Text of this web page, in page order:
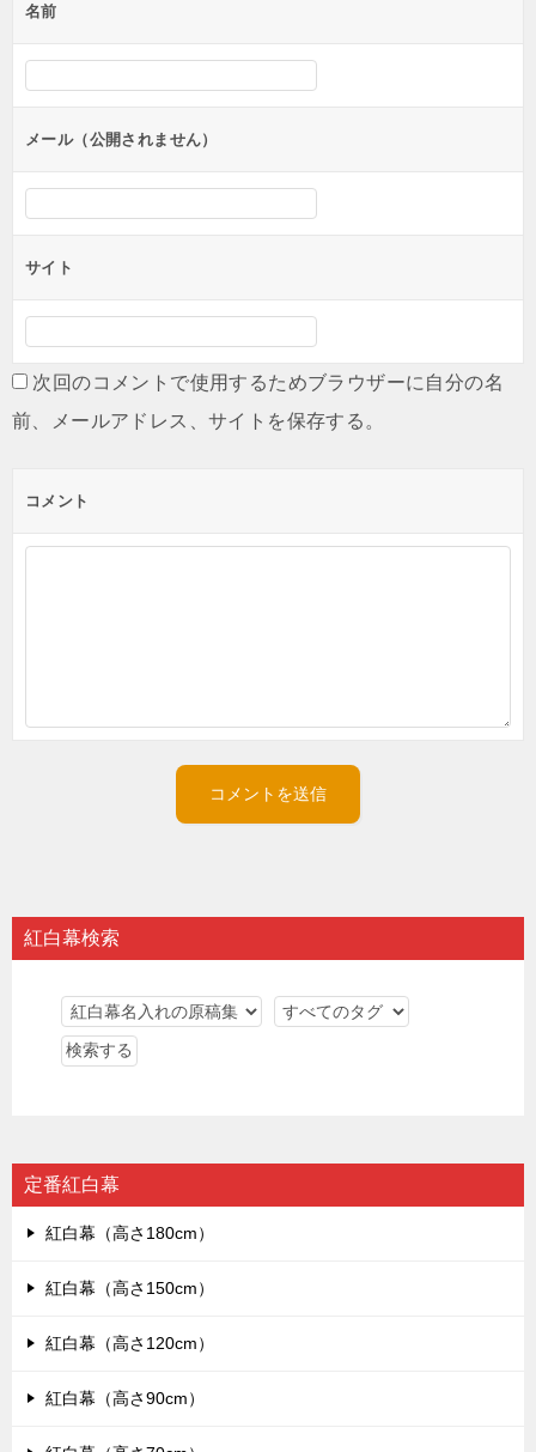
ー
シ
ョ
ン
名前
メール（公開されません）
サイト
次回のコメントで使用するためブラウザーに自分の名
前、メールアドレス、サイトを保存する。
コメント
紅白幕検索
定番紅白幕
紅白幕（高さ180cm）
紅白幕（高さ150cm）
紅白幕（高さ120cm）
紅白幕（高さ90cm）